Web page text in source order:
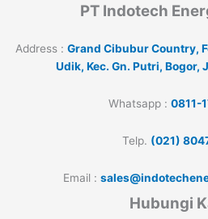
PT Indotech
Address : Grand Cibubur Country,
Udik, Kec. Gn. Putri, Bogor,
Whatsapp : 0811-
Telp. (021)
Email :
Hubungi